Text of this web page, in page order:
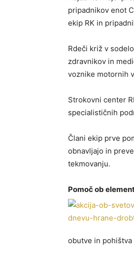
pripadnikov enot
ekip RK in
Rdeči križ v
zdravnikov in
voznike motornih
Strokovni center
specialističnih
Člani ekip prve
obnavljajo in
tekmovanju.
Pomoč ob
obutve in